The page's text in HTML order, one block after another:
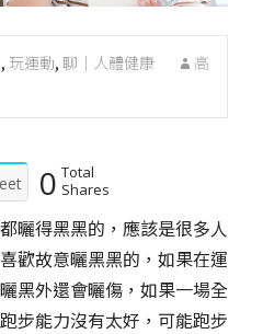
, 玩運動, 聊｜人體健康
高
0 Total
Shares
曬得黑黑的，應該是很多人
歡故意曬黑黑的，如果在運
黑外還會曬傷，如果一場全
步能力沒有太好，可能跑步